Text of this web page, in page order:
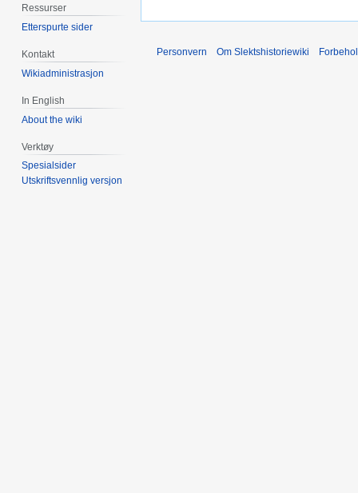
Ressurser
Etterspurte sider
Kontakt
Wikiadministrasjon
In English
About the wiki
Verktøy
Spesialsider
Utskriftsvennlig versjon
Personvern Om Slektshistoriewiki